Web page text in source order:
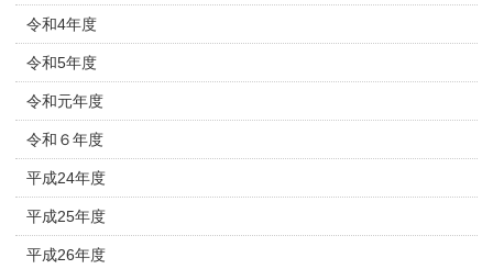
令和4年度
令和5年度
令和元年度
令和６年度
平成24年度
平成25年度
平成26年度